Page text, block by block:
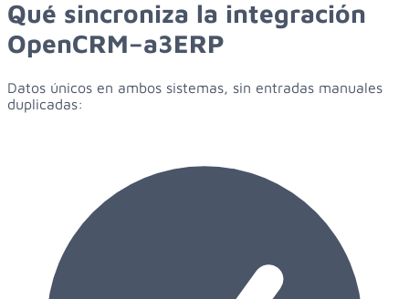
Qué sincroniza la integración
OpenCRM–a3ERP
Datos únicos en ambos sistemas, sin entradas manuales
duplicadas: